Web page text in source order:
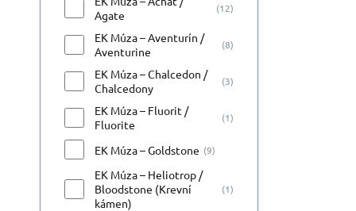
Agate
(12)
EK Múza – Aventurín /
Aventurine
(8)
EK Múza – Chalcedon /
Chalcedony
(3)
EK Múza – Fluorit /
Fluorite
(1)
EK Múza – Goldstone (9)
EK Múza – Heliotrop /
Bloodstone (Krevní
kámen)
(1)